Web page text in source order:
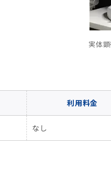
実体
利用料金
なし